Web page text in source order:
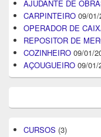
AJUDANTE DE
CARPINTEIRO 09/
OPERADOR DE
REPOSITOR DE
COZINHEIRO 09/01/
AÇOUGUEIRO 09/01/
CURSOS (3)